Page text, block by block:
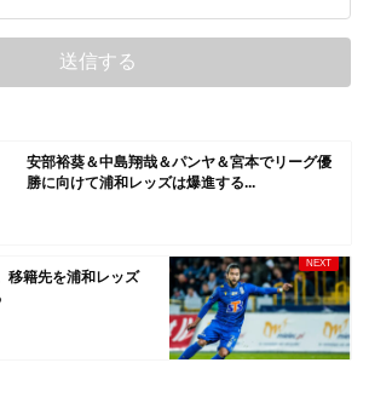
安部裕葵＆中島翔哉＆パンヤ＆宮本でリーグ優
勝に向けて浦和レッズは爆進する...
移籍先を浦和レッズ